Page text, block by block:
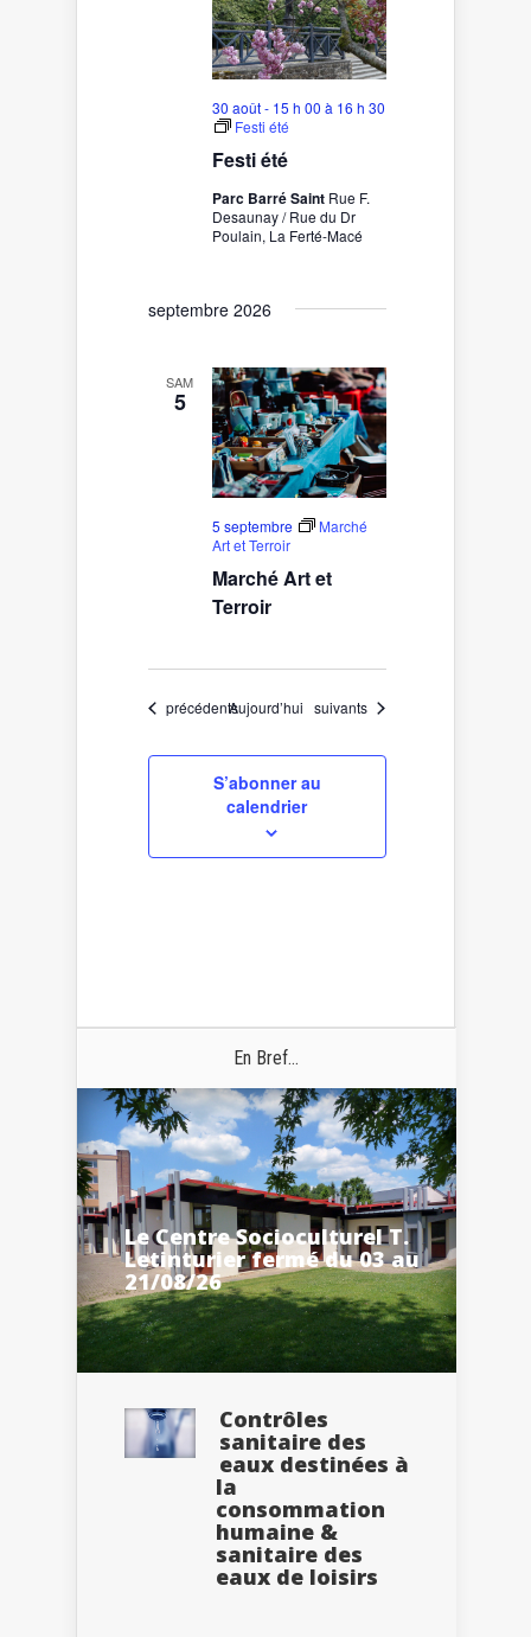
Festi été
30 août - 15 h 00 à 16 h 30
Festi été
Parc Barré Saint Rue F.
Desaunay / Rue du Dr
Poulain, La Ferté-Macé
septembre 2026
SAM
5
Marché Art et
Terroir
5 septembre
Marché
Art et Terroir
Évènements
précédentsAujourd’hui Évènements
suivants
S’abonner au
calendrier
En Bref...
Le Centre Socioculturel T.
Letinturier fermé du 03 au
21/08/26
Contrôles
sanitaire des
eaux destinées à
la
consommation
humaine &
sanitaire des
eaux de loisirs